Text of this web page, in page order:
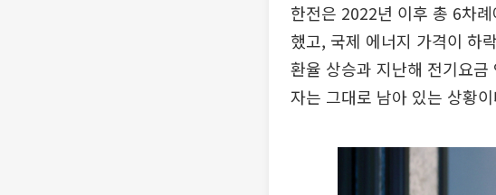
한전은 2022년 이후 총 6차
했고, 국제 에너지 가격이 하
환율 상승과 지난해 전기요
자는 그대로 남아 있는 상황